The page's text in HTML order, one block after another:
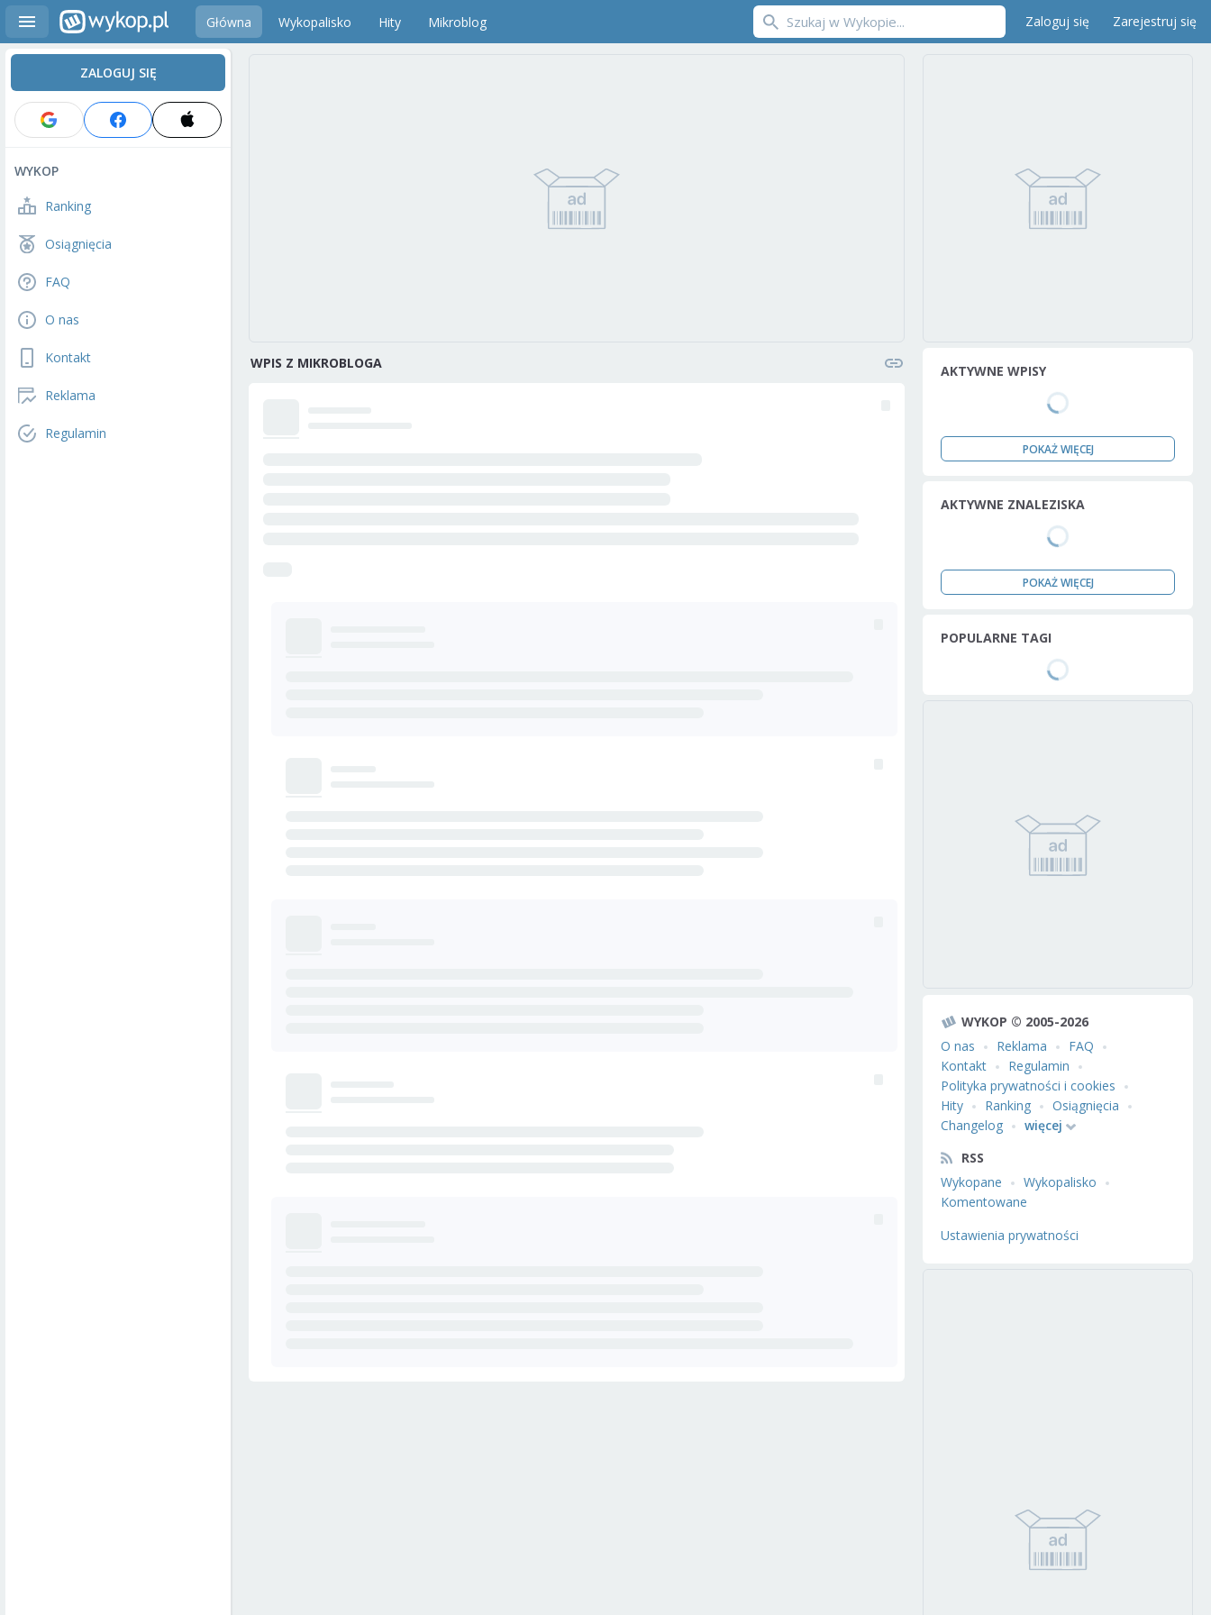
Główna Wykopalisko Hity Mikroblog Zaloguj się Zarejestruj się
ZALOGUJ SIĘ
WYKOP
Ranking
Osiągnięcia
FAQ
O nas
Kontakt
Reklama
Regulamin
WPIS Z MIKROBLOGA AKTYWNE WPISY
POKAŻ WIĘCEJ
AKTYWNE ZNALEZISKA
POKAŻ WIĘCEJ
POPULARNE TAGI
WYKOP © 2005-2026
O nas
Reklama
FAQ
Kontakt
Regulamin
Polityka prywatności i cookies
Hity
Ranking
Osiągnięcia
Changelog
więcej
RSS
Wykopane
Wykopalisko
Komentowane
Ustawienia prywatności